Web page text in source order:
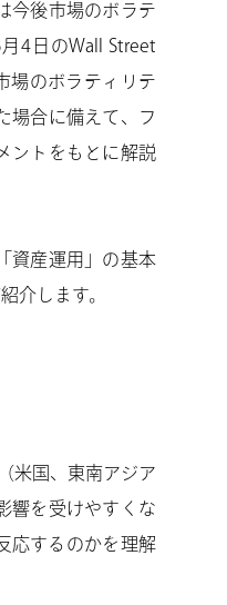
今後市場のボラテ
4日のWall Street
場のボラティリテ
場合に備えて、フ
ントをもとに解説
資産運用」の基本
介します。
米国、東南アジア
響を受けやすくな
応するのかを理解